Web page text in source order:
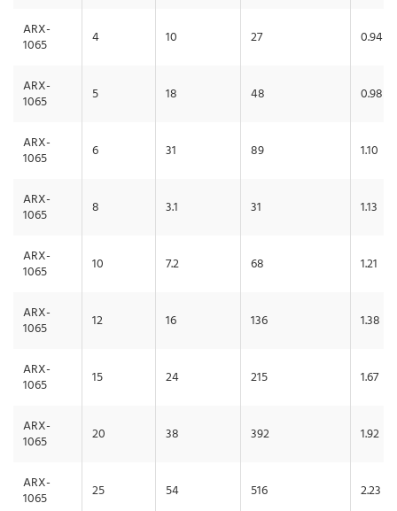
ARX-
1065 4 10 27 0.94
ARX-
1065 5 18 48 0.98
ARX-
1065 6 31 89 1.10
ARX-
1065 8 3.1 31 1.13
ARX-
1065 10 7.2 68 1.21
ARX-
1065 12 16 136 1.38
ARX-
1065 15 24 215 1.67
ARX-
1065 20 38 392 1.92
ARX-
1065 25 54 516 2.23